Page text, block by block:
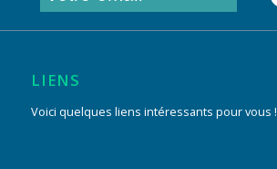
LIENS
Voici quelques liens intéressants pour vous !